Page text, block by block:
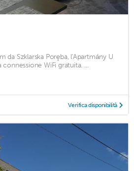
da Szklarska Poręba, l'Apartmány U
WiFi gratuita. ...
Verifica disponibilità